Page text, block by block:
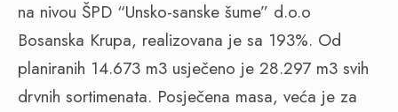
na nivou ŠPD “Unsko-sanske šume” d.o.o
Bosanska Krupa, realizovana je sa 193%. Od
planiranih 14.673 m3 usječeno je 28.297 m3 svih
drvnih sortimenata. Posječena masa, veća je za